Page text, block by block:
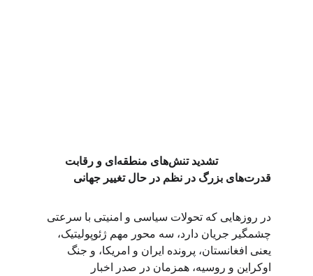
                   تشدید تنش‌های منطقه‌ای و رقابت
قدرت‌های بزرگ در نظم در حال تغییر جهانی
در روزهایی که تحولات سیاسی و امنیتی با سرعتی
چشمگیر جریان دارد، سه محور مهم ژئوپولیتیک،
یعنی افغانستان، پرونده ایران و امریکا، و جنگ
اوکراین و روسیه، همزمان در صدر اخبار